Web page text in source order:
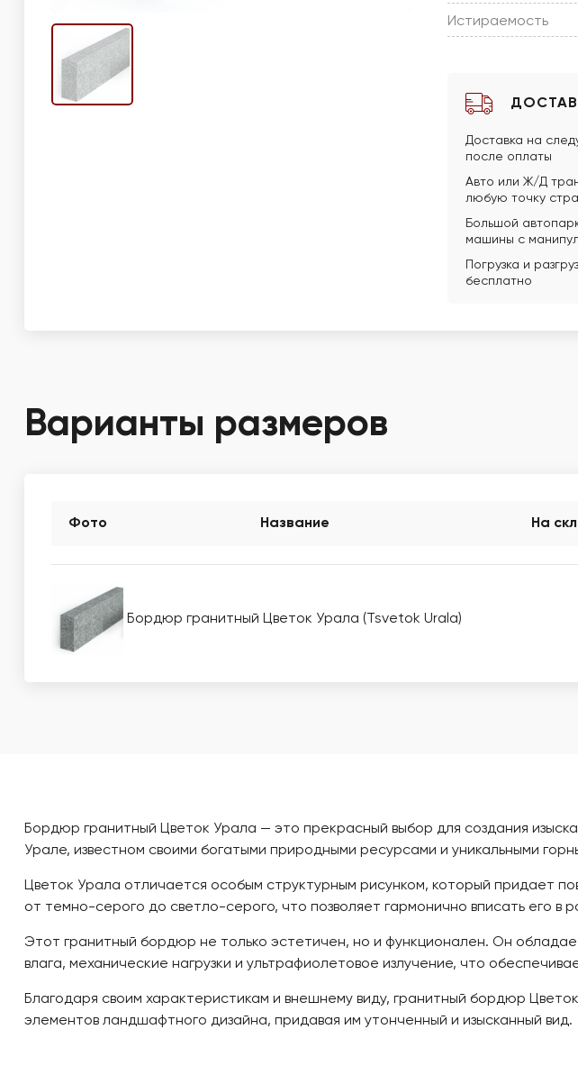
Истираемость
Доставка на
после оплаты
Авто или Ж/Д
любую точку
Большой
машины с
Погрузка и
бесплатно
Варианты размеров
Фото Название На
Бордюр гранитный Цветок Урала (Tsvetok Urala)
Бордюр гранитный Цветок Урала — это прекрасный выбор для создания
Урале, известном своими богатыми природными ресурсами и уникальными
Цветок Урала отличается особым структурным рисунком, который придает
от темно-серого до светло-серого, что позволяет гармонично вписать его в
Этот гранитный бордюр не только эстетичен, но и функционален. Он
влага, механические нагрузки и ультрафиолетовое излучение, что
Благодаря своим характеристикам и внешнему виду, гранитный бордюр
элементов ландшафтного дизайна, придавая им утонченный и изысканный вид.